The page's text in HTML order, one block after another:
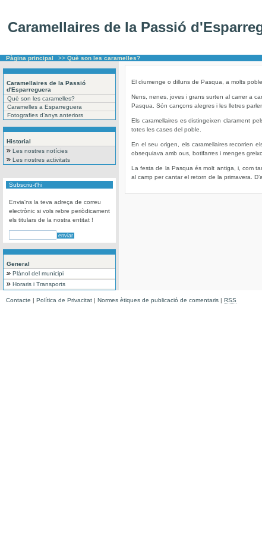
Caramellaires de la Passió
Pàgina principal >> Què son les caramelles?
Caramellaires de la Passió
d'Esparreguera
Què son les caramelles?
Caramelles a Esparreguera
Fotografies d’anys anteriors
Historial
Les nostres notícies
Les nostres activitats
Subscriu-t'hi
Envia'ns la teva adreça de correu
electrònic si vols rebre periòdicament
els titulars de la nostra entitat !
General
Plànol del municipi
Horaris i Transports
El diumenge o dilluns de Pasqua, a molts
Nens, nenes, joves i grans surten al carrer a
Pasqua. Són cançons alegres i les lletres
Els caramellaires es distingeixen clarament
totes les cases del poble.
En el seu origen, els caramellaires recorrien
obsequiava amb ous, botifarres i menges
La festa de la Pasqua és molt antiga, i, com
al camp per cantar el retorn de la primavera.
Contacte | Política de Privacitat | Normes ètiques de publicació de comentaris | RSS